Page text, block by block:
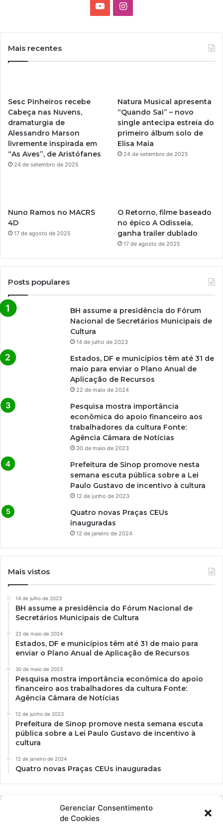
Gerenciar Consentimento
de Cookies
I
g
r
a
Mais recentes
Sesc Pinheiros recebe
Cabeça nas Nuvens,
dramaturgia de
Alessandro Marson
livremente inspirada em
“As Aves”, de Aristófanes
24 de setembro de 2025
Natura Musical apresenta
“Quando Sai” – novo
single antecipa estreia do
primeiro álbum solo de
Elisa Maia
24 de setembro de 2025
Nuno Ramos no MACRS
4D
17 de agosto de 2025
O Retorno, filme baseado
no épico A Odisseia,
ganha trailer dublado
17 de agosto de 2025
Posts populares
BH assume a presidência do Fórum
Nacional de Secretários Municipais de
Cultura
14 de julho de 2023
Estados, DF e municípios têm até 31 de
maio para enviar o Plano Anual de
Aplicação de Recursos
22 de maio de 2024
Pesquisa mostra importância
econômica do apoio financeiro aos
trabalhadores da cultura Fonte:
Agência Câmara de Notícias
30 de maio de 2023
Prefeitura de Sinop promove nesta
semana escuta pública sobre a Lei
Paulo Gustavo de incentivo à cultura
12 de junho de 2023
Quatro novas Praças CEUs
inauguradas
12 de janeiro de 2024
Mais vistos
14 de julho de 2023
BH assume a presidência do Fórum Nacional de
Secretários Municipais de Cultura
22 de maio de 2024
Estados, DF e municípios têm até 31 de maio para
enviar o Plano Anual de Aplicação de Recursos
30 de maio de 2023
Pesquisa mostra importância econômica do apoio
financeiro aos trabalhadores da cultura Fonte:
Agência Câmara de Notícias
12 de junho de 2023
Prefeitura de Sinop promove nesta semana escuta
pública sobre a Lei Paulo Gustavo de incentivo à
cultura
12 de janeiro de 2024
Quatro novas Praças CEUs inauguradas